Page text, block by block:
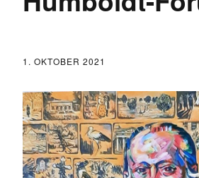
1. OKTOBER 2021